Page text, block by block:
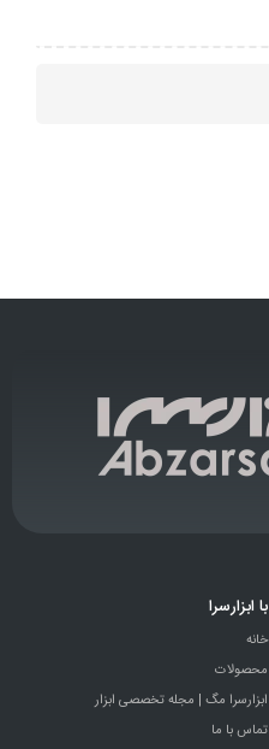
با ابزارسرا
خانه
محصولات
ابزارسرا مگ | مجله تخصصی ابزار
تماس با ما